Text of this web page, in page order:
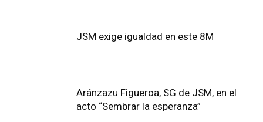
JSM exige igualdad en este 8M
Aránzazu Figueroa, SG de JSM, en el
acto “Sembrar la esperanza”